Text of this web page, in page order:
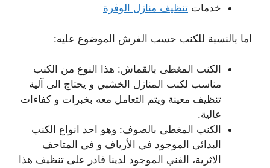
خدمات تنظيف منازل الوفرة
اما بالنسبة للكنب حسب الفرش الموضوع عليه:
الكنب المغطى بالقماش: هذا النوع من الكنب
مناسب لكنب المنازل الخشبي و يحتاج الى آلية
تنظيف معينة ويتم التعامل معه بخبرات و كفاءات
عالية.
الكنب المغطى بالصوف: وهو احد انواع الكنب
البدائي الموجود في الأرياف و في المتاحف
الاثرية، الفني الموجود لدينا قادر على تنظيف هذا